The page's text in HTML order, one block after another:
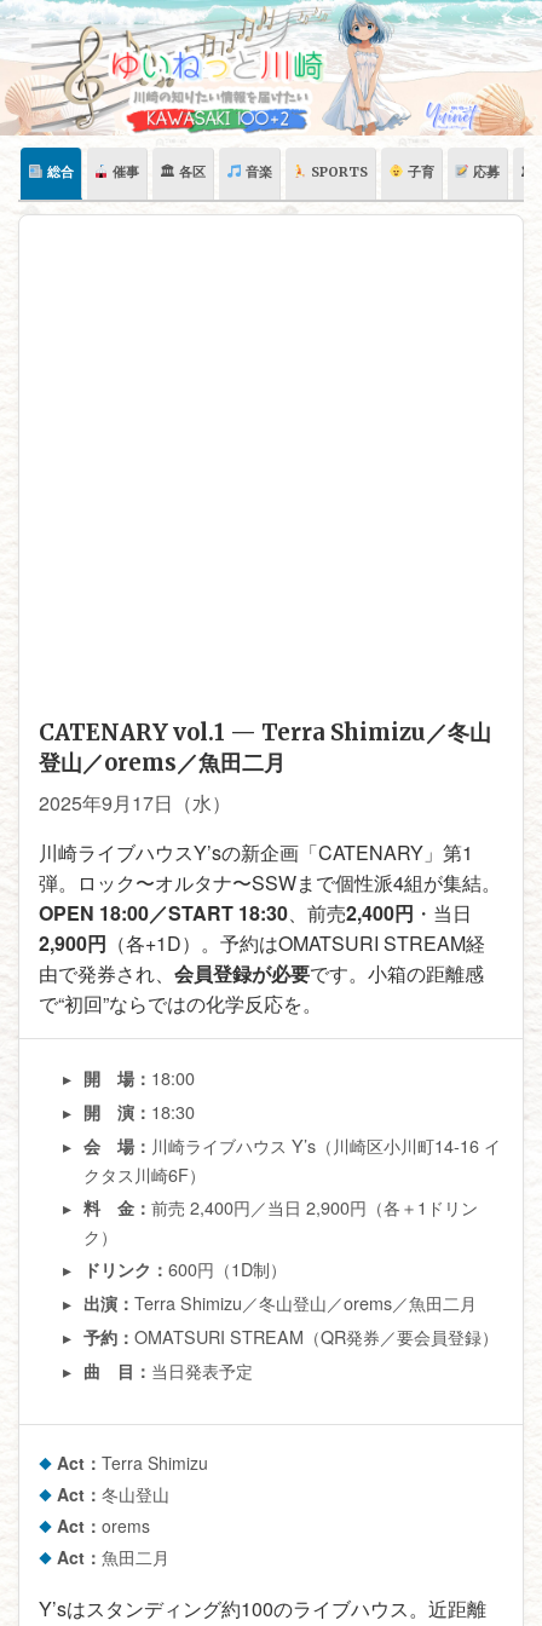
Skip
content
総合 催事 🏛 各区 音楽 SPORTS 子育 応募 🏛
CATENARY vol.1 — Terra Shimizu／冬山
登山／orems／魚田二月
2025年9月17日（水）
川崎ライブハウスY’sの新企画「CATENARY」第1
弾。ロック〜オルタナ〜SSWまで個性派4組が集結。
OPEN 18:00／START 18:30、前売2,400円 ・当日
2,900円 （各+1D）。予約はOMATSURI STREAM経
由で発券され、 会員登録が必要です。小箱の距離感
で“初回”ならではの化学反応を。
開 場： 18:00
開 演： 18:30
会 場： 川崎ライブハウス Y’s（川崎区小川町14-16 イ
クタス川崎6F）
料 金：前売 2,400円／当日 2,900円（各＋1ドリン
ク）
ドリンク：600円（1D制）
出演：Terra Shimizu／冬山登山／orems／魚田二月
予約：OMATSURI STREAM（QR発券／要会員登録）
曲 目： 当日発表予定
Act：Terra Shimizu
Act：冬山登山
Act：orems
Act：魚田二月
Y’sはスタンディング約100のライブハウス。近距離